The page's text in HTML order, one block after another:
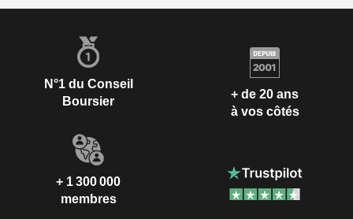
N°1 du Conseil
Boursier
+ de 20 ans
à vos côtés
+ 1 300 000
membres